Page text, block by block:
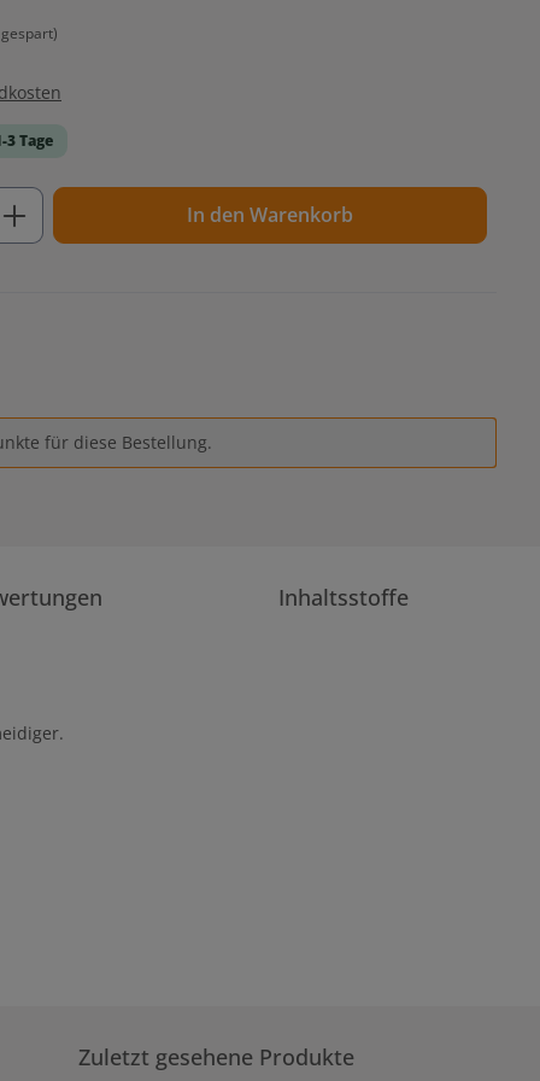
Tage
den gewünschten Wert ein oder
In den Warenkorb
für diese Bestellung.
Inhaltsstoffe
Zuletzt gesehene Produkte